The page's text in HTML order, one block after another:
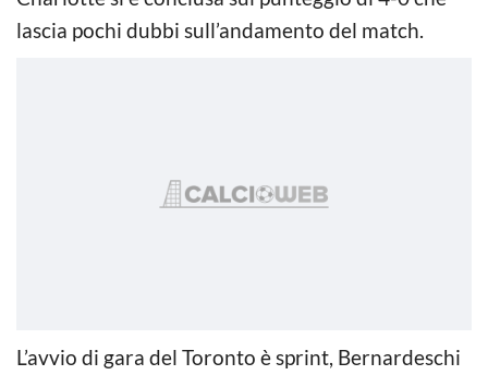
lascia pochi dubbi sull’andamento del match.
L’avvio di gara del Toronto è sprint, Bernardeschi